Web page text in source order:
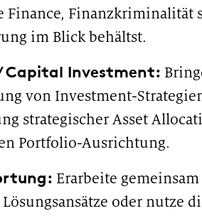
Finance, Finanzkriminalität
im Blick behältst.
Capital Investment:
von Investment-
strategischer Asset
Portfolio-Ausrichtung.
Erarbeite
oder nutze